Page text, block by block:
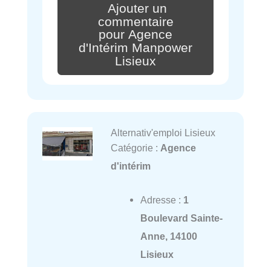
Ajouter un
commentaire
pour Agence
d'Intérim Manpower
Lisieux
Alternativ'emploi Lisieux
Catégorie : Agence
d'intérim
Adresse : 1
Boulevard Sainte-
Anne, 14100
Lisieux